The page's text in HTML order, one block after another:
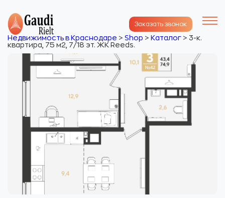
Заказать звонок
Недвижимость в Краснодаре > Shop > Каталог > 3-к.
квартира, 75 м2, 7/18 эт. ЖК Reeds.